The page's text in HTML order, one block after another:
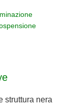
struttura nera